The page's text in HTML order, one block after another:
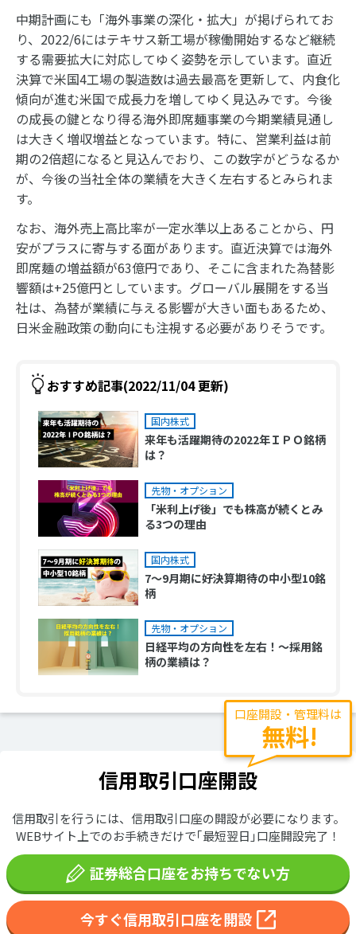
中期計画にも「海外事業の深化・拡大」が掲げられてお
り、2022/6にはテキサス新工場が稼働開始するなど継続
する需要拡大に対応してゆく姿勢を示しています。直近
決算で米国4工場の製造数は過去最高を更新して、内食化
傾向が進む米国で成長力を増してゆく見込みです。今後
の成長の鍵となり得る海外即席麺事業の今期業績見通し
は大きく増収増益となっています。特に、営業利益は前
期の2倍超になると見込んでおり、この数字がどうなるか
が、今後の当社全体の業績を大きく左右するとみられま
す。
なお、海外売上高比率が一定水準以上あることから、円
安がプラスに寄与する面があります。直近決算では海外
即席麺の増益額が63億円であり、そこに含まれた為替影
響額は+25億円としています。グローバル展開をする当
社は、為替が業績に与える影響が大きい面もあるため、
日米金融政策の動向にも注視する必要がありそうです。
おすすめ記事(2022/11/04 更新)
国内株式
来年も活躍期待の2022年ＩＰＯ銘柄
は？
先物・オプション
「米利上げ後」でも株高が続くとみ
る3つの理由
国内株式
7～9月期に好決算期待の中小型10銘
柄
先物・オプション
日経平均の方向性を左右！～採用銘
柄の業績は？
口座開設・管理料は
無料!
信用取引口座開設
信用取引を行うには、信用取引口座の開設が必要になります。
WEBサイト上でのお手続きだけで｢最短翌日｣口座開設完了！
証券総合口座をお持ちでない方
今すぐ信用取引口座を開設